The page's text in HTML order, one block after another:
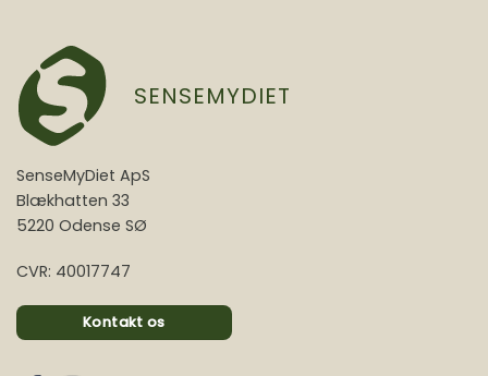
SENSEMYDIET
SenseMyDiet ApS
Blækhatten 33
5220 Odense SØ
CVR: 40017747
Kontakt os